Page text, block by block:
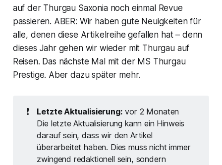
auf der Thurgau Saxonia noch einmal Revue
passieren. ABER: Wir haben gute Neuigkeiten für
alle, denen diese Artikelreihe gefallen hat – denn
dieses Jahr gehen wir wieder mit Thurgau auf
Reisen. Das nächste Mal mit der MS Thurgau
Prestige. Aber dazu später mehr.
❗ Letzte Aktualisierung: vor 2 Monaten
Die letzte Aktualisierung kann ein Hinweis
darauf sein, dass wir den Artikel
überarbeitet haben. Dies muss nicht immer
zwingend redaktionell sein, sondern